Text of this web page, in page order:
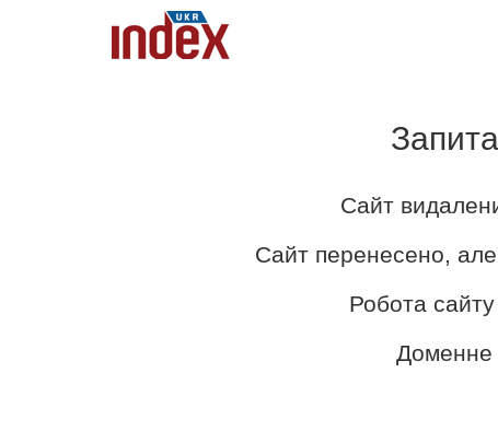
Сайт
Сайт перенесено,
Робота
Доменне